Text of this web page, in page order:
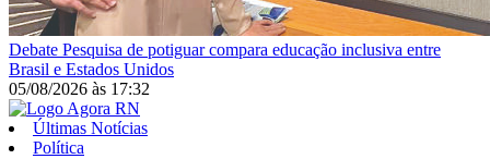
Debate Pesquisa de potiguar compara educação inclusiva entre
Brasil e Estados Unidos
05/08/2026 às 17:32
Últimas Notícias
Política